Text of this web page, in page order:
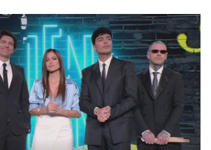
la guerra sia diventata una realtà pervasiva.
direttamente coinvolta in conflitti armati, il
impossibile considerarla un fenomeno